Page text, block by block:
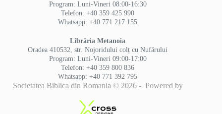
Program: Luni-Vineri 08:00-16:30
Telefon: +40 359 425 990
Whatsapp: +40 771 217 155
Librăria Metanoia
Oradea 410532, str. Nojoridului colț cu Nufărului
Program: Luni-Vineri 09:00-17:00
Telefon: +40 359 800 836
Whatsapp: +40 771 392 795
Societatea Biblica din Romania © 2026 - Powered by